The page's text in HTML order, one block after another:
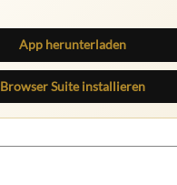
App herunterladen
Browser Suite installieren